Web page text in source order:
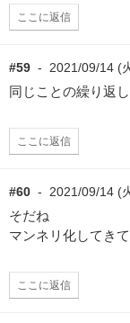
ここに返信
#59 - 2021/09/14 (
同じことの繰り返
ここに返信
#60 - 2021/09/14 (
そだね
マンネリ化してき
ここに返信